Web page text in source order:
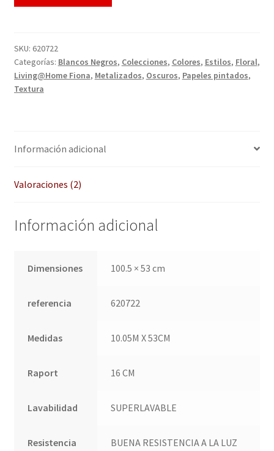
Términos de uso
SKU: 620722
Categorías: Blancos Negros, Colecciones, Colores, Estilos, Floral,
Living@Home Fiona, Metalizados, Oscuros, Papeles pintados,
Textura
Información adicional
Valoraciones (2)
Información adicional
Dimensiones 100.5 × 53 cm
referencia 620722
Medidas 10.05M X 53CM
Raport 16 CM
Lavabilidad SUPERLAVABLE
Resistencia
BUENA RESISTENCIA A LA LUZ